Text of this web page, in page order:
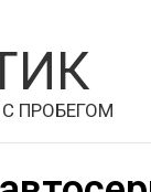
ПРОБЕГОМ